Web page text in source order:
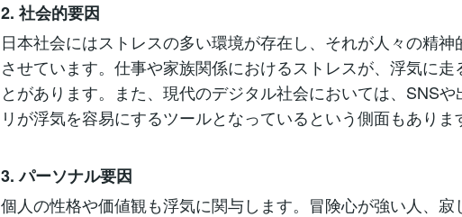
2. 社会的要因
日本社会にはストレスの多い環境が存在し、それが人々の精神
させています。仕事や家族関係におけるストレスが、浮気に走
とがあります。また、現代のデジタル社会においては、SNS
リが浮気を容易にするツールとなっているという側面もありま
3. パーソナル要因
個人の性格や価値観も浮気に関与します。冒険心が強い人、寂